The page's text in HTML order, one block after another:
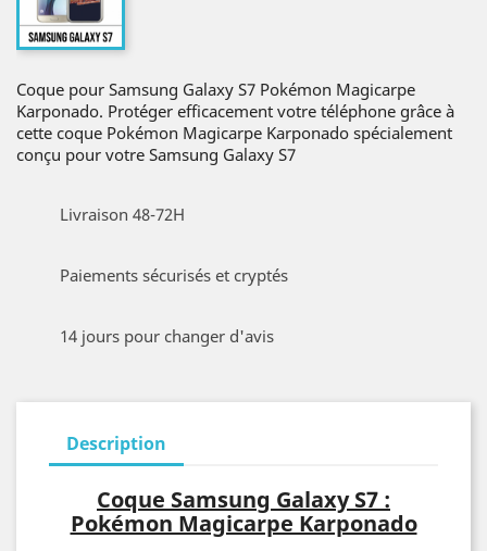
Coque pour Samsung Galaxy S7 Pokémon Magicarpe
Karponado. Protéger efficacement votre téléphone grâce à
cette coque Pokémon Magicarpe Karponado spécialement
conçu pour votre Samsung Galaxy S7
Livraison 48-72H
Paiements sécurisés et cryptés
14 jours pour changer d'avis
Description
Coque Samsung Galaxy S7 :
Pokémon Magicarpe Karponado